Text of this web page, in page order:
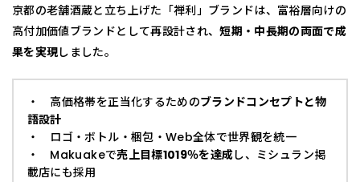
京都の老舗酒蔵と立ち上げた「禅利」ブランドは、富裕層向けの
高付加価値ブランドとして再設計され、短期・中長期の両面で成
果を実現しました。
・ 高価格帯を正当化するためのブランドコンセプトと物
語設計
・ ロゴ・ボトル・梱包・Web全体で世界観を統一
・ Makuakeで売上目標1019％を達成し、ミシュラン掲
載店にも採用